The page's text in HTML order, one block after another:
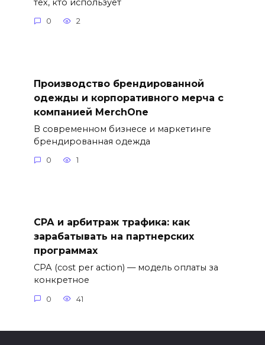
тех, кто использует
0 2
Производство брендированной
одежды и корпоративного мерча с
компанией MerchOne
В современном бизнесе и маркетинге
брендированная одежда
0 1
СРА и арбитраж трафика: как
зарабатывать на партнерских
программах
СРА (cost per action) — модель оплаты за
конкретное
0 41